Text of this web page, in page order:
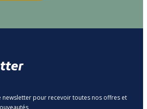
newsletter pour recevoir toutes nos offres et